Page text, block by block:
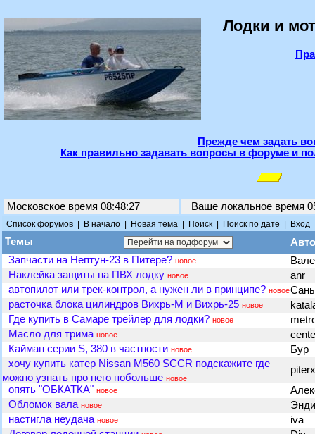
Лодки и
Прежде чем задать
Как правильно задавать вопросы в форуме и
Московское время 08:48:27 Ваше локальное время
Список форумов В начало Новая тема Поиск Поиск по дате Вход
Темы
Запчасти на Нептун-23 в Питере? новое
Наклейка защиты на ПВХ лодку новое
anr
автопилот или трек-контрол, а нужен ли в принципе? новое
расточка блока цилиндров Вихрь-М и Вихрь-25 новое
Где купить в Самаре трейлер для лодки? новое
Масло для трима новое
Кайман серии S, 380 в частности новое
Бур
хочу купить катер Nissan M560 SCCR подскажите где
можно узнать про него побольше новое
опять "ОБКАТКА" новое
Обломок вала новое
настигла неудача новое
iva